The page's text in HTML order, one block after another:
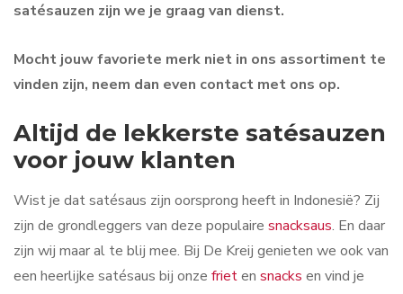
satésauzen zijn we je graag van dienst.
Mocht jouw favoriete merk niet in ons assortiment te
vinden zijn, neem dan even contact met ons op.
Altijd de lekkerste satésauzen
voor jouw klanten
Wist je dat satésaus zijn oorsprong heeft in Indonesië? Zij
zijn de grondleggers van deze populaire snacksaus. En daar
zijn wij maar al te blij mee. Bij De Kreij genieten we ook van
een heerlijke satésaus bij onze frieten snacks en vind je